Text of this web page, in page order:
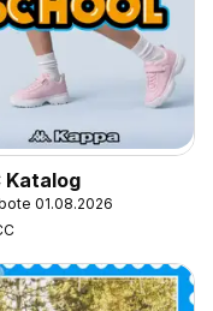
Katalog
01.08.2026